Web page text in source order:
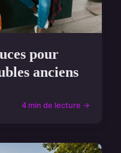
pour
anciens
4 min de lecture →